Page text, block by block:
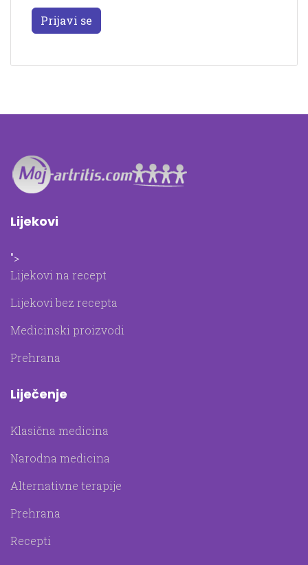
Prijavi se
Lijekovi
">
Lijekovi na recept
Lijekovi bez recepta
Medicinski proizvodi
Prehrana
Liječenje
Klasična medicina
Narodna medicina
Alternativne terapije
Prehrana
Recepti